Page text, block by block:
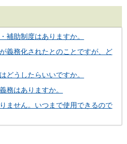
補助制度はありますか。
義務化されたとのことですが、ど
どうしたらいいですか。
務はありますか。
ません。いつまで使用できるので